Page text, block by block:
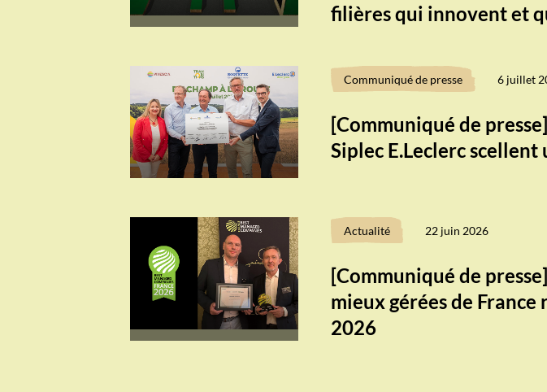
filières qui innovent et
Communiqué de presse 6 juillet
[Communiqué de
Siplec E.Leclerc
Actualité 22 juin 2026
[Communiqué de
mieux gérées de
2026